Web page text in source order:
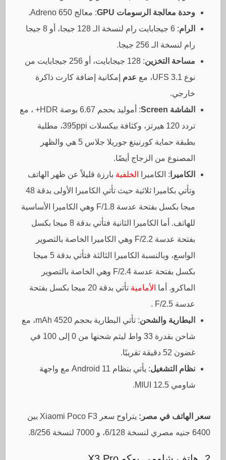
وحدة معالجة الرسومات GPU
: معالج Adreno 650.
الرام
: 6 جيجابايت رام لنسخة الـ 128 جيجا، أو 8 جيجا
رام لنسخة الـ 256 جيجا.
مساحة التخزين
: 128 جيجابايت، أو 256 جيجابايت من
نوع UFS 3.1، مع
عدم إمكانية إضافة كارت ذاكرة
خارجي.
الشاشة Screen
: أموليد بحجم 6.67 بوصة HDR+ ، مع
تردد 120 هيرتز، وكثافة بيكسلات 395ppi، مطلية
بطبقة حماية كورنينغ جوريلا جلاس 5 هي والظهر
المصنوع من الزجاج أيضًا.
الكاميرا : الكاميرا الخلفية بارزة قليلاً عن ظهر الهاتف
وتأتي بكاميرا ثلاثية حيث تأتي الكاميرا الأولى بدقة 48
ميجا بكسل بفتحة عدسة F/1.8 وهي الكاميرا الأساسية
للهاتف. أما الكاميرا الثانية فتأتي بدقة 8 ميجا بكسل
بفتحة عدسة F/2.2 وهي الكاميرا الخاصة بالتصوير
الواسع، وبالنسبة الكاميرا الثالثة فتأتي بدقة 5 ميجا
بكسل بفتحة عدسة F/2.4 وهي الخاصة بالتصوير
الماكرو. أما الأمامية
تأتي بدقة 20 ميجا بكسل بفتحة
عدسة F/2.5 .
البطارية والشحن
: تأتي البطارية بحجم 4520 mAh، مع
شاحن بقدرة 33 واط ليتم شحنها من 0 إلى 100 في
غضون 52 دقيقة تقريبًا.
نظام التشغيل
: يأتي بنظام Android 11 مع واجهة
شاومي MIUI 12.5.
سعر الهاتف في مصر:
يتراوح سعر Xiaomi Poco F3 بين
6400 جنيه مصري لنسخة 6/128، و 7000 لنسخة 8/256.